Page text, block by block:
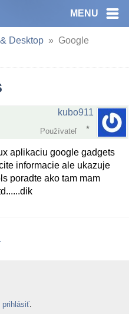
MENU
Desktop
Google
kubo911
Používateľ
aplikaciu google gadgets
informacie ale ukazuje
poradte ako tam mam
prihlásiť